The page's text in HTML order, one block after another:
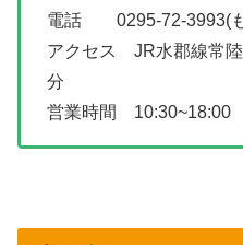
電話 0295-72-3993(も
アクセス JR水郡線常
分
営業時間 10:30~18:00